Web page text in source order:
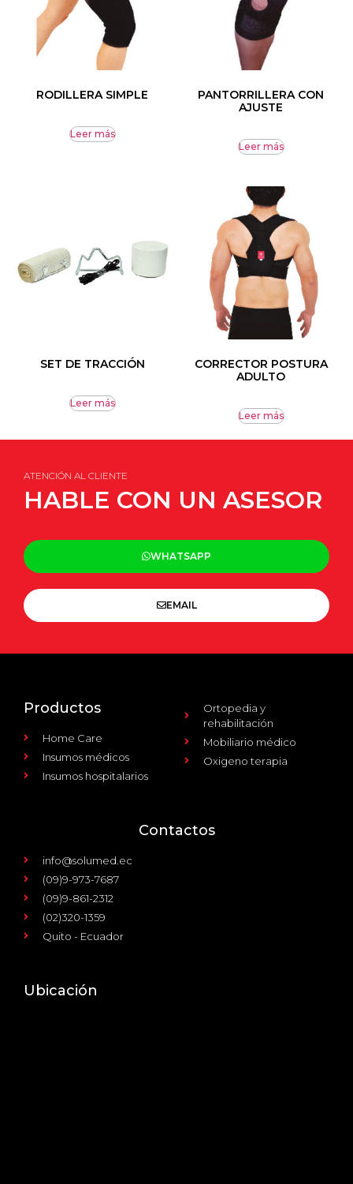
RODILLERA SIMPLE
Leer más
PANTORRILLERA CON
AJUSTE
Leer más
SET DE TRACCIÓN
Leer más
CORRECTOR POSTURA
ADULTO
Leer más
ATENCIÓN AL CLIENTE
HABLE CON UN ASESOR
WHATSAPP
EMAIL
Productos
Home Care
Insumos médicos
Insumos hospitalarios
Ortopedia y
rehabilitación
Mobiliario médico
Oxigeno terapia
Contactos
info@solumed.ec
(09)9-973-7687
(09)9-861-2312
(02)320-1359
Quito - Ecuador
Ubicación